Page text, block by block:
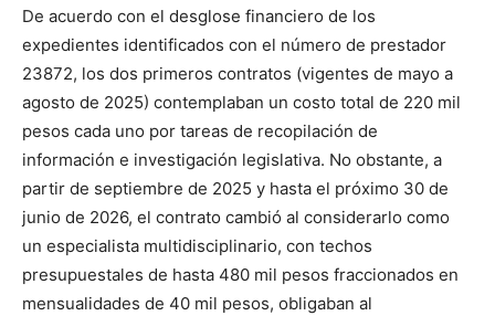
De acuerdo con el desglose financiero de los
expedientes identificados con el número de prestador
23872, los dos primeros contratos (vigentes de mayo a
agosto de 2025) contemplaban un costo total de 220 mil
pesos cada uno por tareas de recopilación de
información e investigación legislativa. No obstante, a
partir de septiembre de 2025 y hasta el próximo 30 de
junio de 2026, el contrato cambió al considerarlo como
un especialista multidisciplinario, con techos
presupuestales de hasta 480 mil pesos fraccionados en
mensualidades de 40 mil pesos, obligaban al